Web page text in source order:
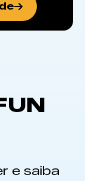
e saiba